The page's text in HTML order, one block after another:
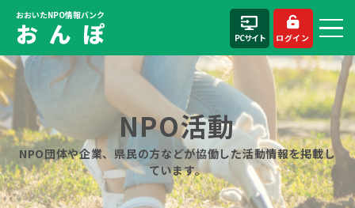
おおいたNPO情報バンク
お ん ぽ PCサイト ログイン
NPO活動
NPO団体や企業、県民の方などが協働した活動情報を掲載し
ています。